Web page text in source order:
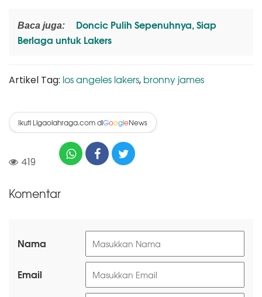
Baca juga:
Doncic Pulih Sepenuhnya, Siap
Berlaga untuk Lakers
Artikel Tag: los angeles lakers, bronny james
Ikuti Ligaolahraga.com diGoogleNews
419
Komentar
Nama
Email